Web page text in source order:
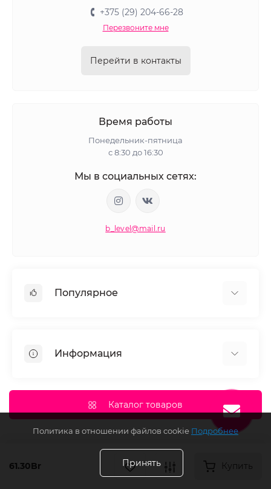
61.30Br Купить
+375 (29) 204-66-28
Перезвоните мне
Перейти в контакты
Время работы
Понедельник-пятница
с 8:30 до 16:30
Мы в социальных сетях:
b_level@mail.ru
Популярное
Моделирование ресниц и бровей
Депиляция
Информация
Документы сайта
Доставка и оплата
Политика Безопасности
Условия соглашения
Контакты
Каталог товаров
Политика в отношении файлов cookie Подробнее
Принять